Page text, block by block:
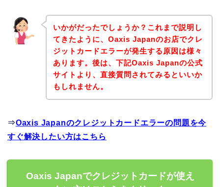
いかがだったでしょうか？これまで説明し
てきたように、Oaxis Japanのお店でクレ
ジットカードエラーが発生する原因は様々
あります。後は、下記Oaxis Japanの公式
サイトより、直接質問されてみるといいか
もしれません。
⇒Oaxis Japanのクレジットカードエラーの問題を今
すぐ解決したい方はこちら
Oaxis Japanでクレジットカードが使え